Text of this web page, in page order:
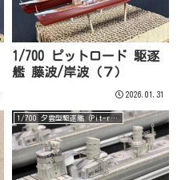
1/700 ピットロード 駆逐
艦 藤波/岸波（７）
2026.01.31
1/700 夕雲型駆逐艦（Pit-road）